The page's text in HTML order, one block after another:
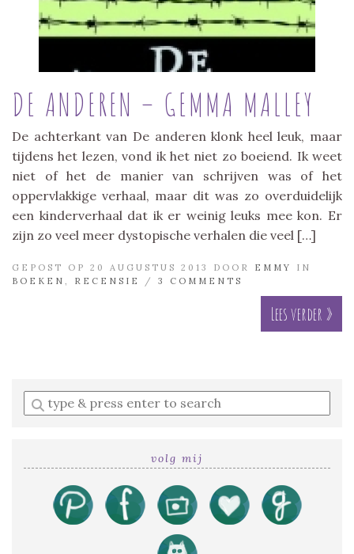
DE ANDEREN – GEMMA MALLEY
De achterkant van De anderen klonk heel leuk, maar
tijdens het lezen, vond ik het niet zo boeiend. Ik weet
niet of het de manier van schrijven was of het
oppervlakkige verhaal, maar dit was zo overduidelijk
een kinderverhaal dat ik er weinig leuks mee kon. Er
zijn zo veel meer dystopische verhalen die veel […]
GEPOST OP 20 AUGUSTUS 2013 DOOR EMMY
IN
BOEKEN
RECENSIE / 3 COMMENTS
Lees verder »
Enter
a
volg mij